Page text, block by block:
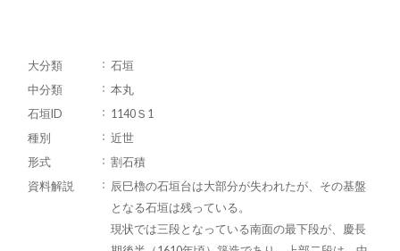
大分類
石垣
中分類
本丸
石垣ID
1140Ｓ1
種別
近世
形式
割石積
資料解説
辰巳櫓の石垣台は大部分が失われたが、その基盤
となる石垣は残っている。
現状では三段となっている南面の最下段が、慶長